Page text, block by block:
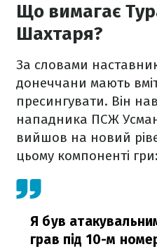
Що вимагає
Шахтаря?
За словами
донеччани мають
пресингувати. Він
нападника ПСЖ
вийшов на новий
цьому компоненті гри:
Я був
грав під 10-м